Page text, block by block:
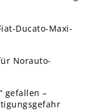
Ducato-Maxi-
Norauto-
gefallen –